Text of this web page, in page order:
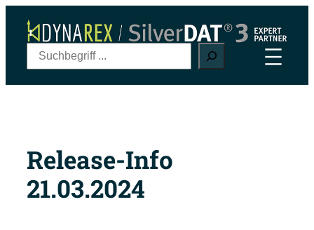
Inhalt
springen
u
c
Release-Info
21.03.2024